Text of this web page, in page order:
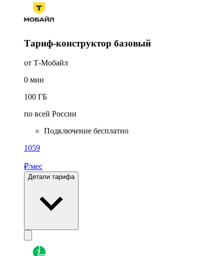
Тариф-конструктор базовый
от Т-Мобайл
0 мин
100 ГБ
по всей России
Подключение бесплатно
1059
₽/мес
Детали тарифа